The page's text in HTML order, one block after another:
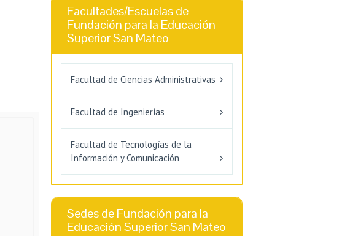
Facultades/Escuelas de
Fundación para la Educación
Superior San Mateo
Facultad de Ciencias Administrativas
Facultad de Ingenierías
Facultad de Tecnologías de la
Información y Comunicación
Sedes de Fundación para la
Educación Superior San Mateo